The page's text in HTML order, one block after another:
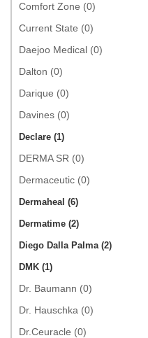
Comfort Zone (0)
Current State (0)
Daejoo Medical (0)
Dalton (0)
Darique (0)
Davines (0)
Declare (1)
DERMA SR (0)
Dermaceutic (0)
Dermaheal (6)
Dermatime (2)
Diego Dalla Palma (2)
DMK (1)
Dr. Baumann (0)
Dr. Hauschka (0)
Dr.Ceuracle (0)